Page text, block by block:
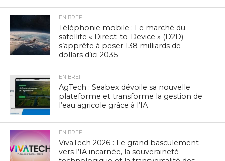
EN BREF
Téléphonie mobile : Le marché du
satellite « Direct-to-Device » (D2D)
s’apprête à peser 138 milliards de
dollars d’ici 2035
EN BREF
AgTech : Seabex dévoile sa nouvelle
plateforme et transforme la gestion de
l’eau agricole grâce à l’IA
EN BREF
VivaTech 2026 : Le grand basculement
vers l’IA incarnée, la souveraineté